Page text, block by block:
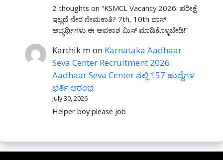
2 thoughts on “KSMCL Vacancy 2026: ಪರೀಕ್ಷೆ
ಇಲ್ಲದೆ ನೇರ ನೇಮಕಾತಿ? 7th, 10th ಪಾಸ್
ಅಭ್ಯರ್ಥಿಗಳು ಈ ಅವಕಾಶ ಮಿಸ್ ಮಾಡಿಕೊಳ್ಳಬೇಡಿ!”
Karthik mon Karnataka Aadhaar
Seva Center Recruitment 2026:
Aadhaar Seva Center ನಲ್ಲಿ 157 ಹುದ್ದೆಗಳ
ಭರ್ತಿ ಆರಂಭ
July 30, 2026
Helper boy please job